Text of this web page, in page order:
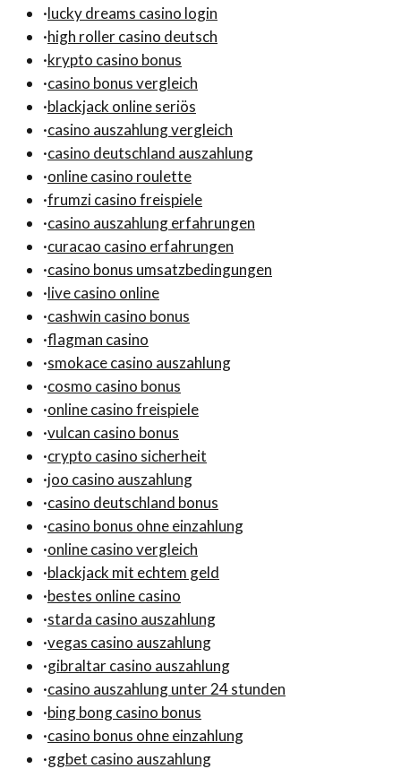
·lucky dreams casino login
·high roller casino deutsch
·krypto casino bonus
·casino bonus vergleich
·blackjack online seriös
·casino auszahlung vergleich
·casino deutschland auszahlung
·online casino roulette
·frumzi casino freispiele
·casino auszahlung erfahrungen
·curacao casino erfahrungen
·casino bonus umsatzbedingungen
·live casino online
·cashwin casino bonus
·flagman casino
·smokace casino auszahlung
·cosmo casino bonus
·online casino freispiele
·vulcan casino bonus
·crypto casino sicherheit
·joo casino auszahlung
·casino deutschland bonus
·casino bonus ohne einzahlung
·online casino vergleich
·blackjack mit echtem geld
·bestes online casino
·starda casino auszahlung
·vegas casino auszahlung
·gibraltar casino auszahlung
·casino auszahlung unter 24 stunden
·bing bong casino bonus
·casino bonus ohne einzahlung
·ggbet casino auszahlung